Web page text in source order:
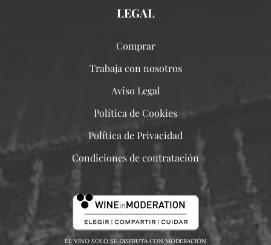
LEGAL
Comprar
Trabaja con nosotros
Aviso Legal
Política de Cookies
Política de Privacidad
Condiciones de contratación
EL VINO SOLO SE DISFRUTA CON MODERACIÓN